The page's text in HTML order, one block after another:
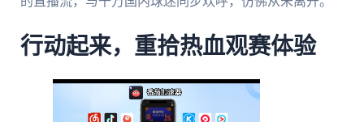
行动起来，重拾热血观赛体验